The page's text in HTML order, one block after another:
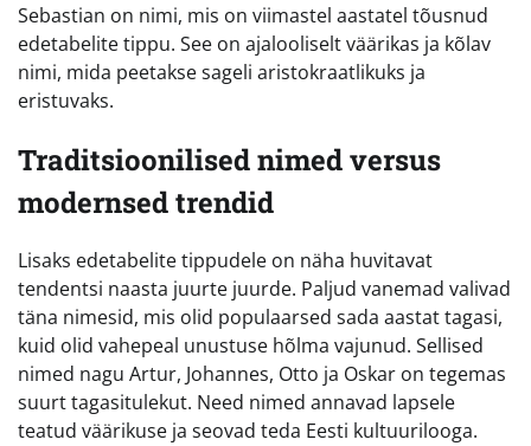
Sebastian on nimi, mis on viimastel aastatel tõusnud
edetabelite tippu. See on ajalooliselt väärikas ja kõlav
nimi, mida peetakse sageli aristokraatlikuks ja
eristuvaks.
Traditsioonilised nimed versus
modernsed trendid
Lisaks edetabelite tippudele on näha huvitavat
tendentsi naasta juurte juurde. Paljud vanemad valivad
täna nimesid, mis olid populaarsed sada aastat tagasi,
kuid olid vahepeal unustuse hõlma vajunud. Sellised
nimed nagu Artur, Johannes, Otto ja Oskar on tegemas
suurt tagasitulekut. Need nimed annavad lapsele
teatud väärikuse ja seovad teda Eesti kultuurilooga.